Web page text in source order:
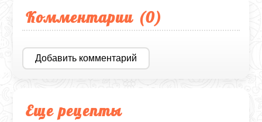
Комментарии (0)
Добавить комментарий
Еще рецепты